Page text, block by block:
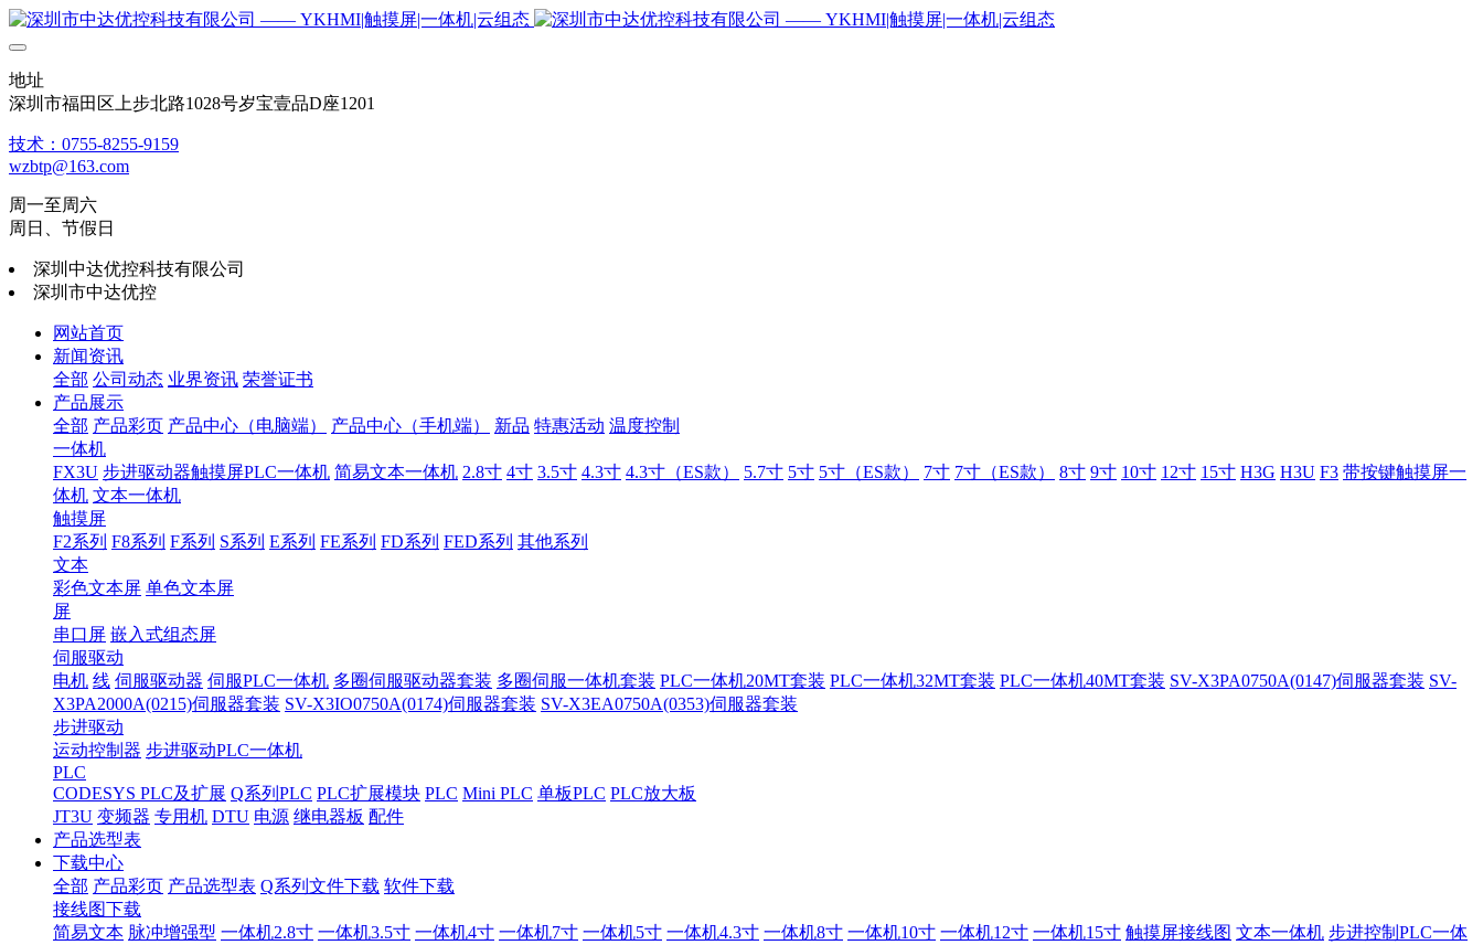
地址
深圳市福田区上步北路1028号岁宝壹品D座1201
技术：0755-8255-9159
wzbtp@163.com
周一至周六
周日、节假日
深圳中达优控科技有限公司
深圳市中达优控
网站首页
新闻资讯
全部 公司动态 业界资讯 荣誉证书
产品展示
全部 产品彩页 产品中心（电脑端） 产品中心（手机端） 新品 特惠活动 温度控制
一体机
FX3U 步进驱动器触摸屏PLC一体机 简易文本一体机 2.8寸 4寸 3.5寸 4.3寸 4.3寸（ES款） 5.7寸 5寸 5寸（ES款） 7寸 7寸（ES款） 8寸 9寸 10寸 12寸 15寸 H3G H3U F3 带按键触摸屏一
体机 文本一体机
触摸屏
F2系列 F8系列 F系列 S系列 E系列 FE系列 FD系列 FED系列 其他系列
文本
彩色文本屏 单色文本屏
屏
串口屏 嵌入式组态屏
伺服驱动
电机 线 伺服驱动器 伺服PLC一体机 多圈伺服驱动器套装 多圈伺服一体机套装 PLC一体机20MT套装 PLC一体机32MT套装 PLC一体机40MT套装 SV-X3PA0750A(0147)伺服器套装 SV-
X3PA2000A(0215)伺服器套装 SV-X3IO0750A(0174)伺服器套装 SV-X3EA0750A(0353)伺服器套装
步进驱动
运动控制器 步进驱动PLC一体机
PLC
CODESYS PLC及扩展 Q系列PLC PLC扩展模块 PLC Mini PLC 单板PLC PLC放大板
JT3U 变频器 专用机 DTU 电源 继电器板 配件
产品选型表
下载中心
全部 产品彩页 产品选型表 Q系列文件下载 软件下载
接线图下载
简易文本 脉冲增强型 一体机2.8寸 一体机3.5寸 一体机4寸 一体机7寸 一体机5寸 一体机4.3寸 一体机8寸 一体机10寸 一体机12寸 一体机15寸 触摸屏接线图 文本一体机 步进控制PLC一体